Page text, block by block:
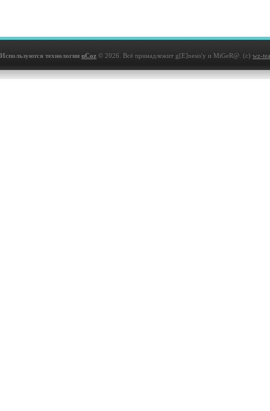
Используются технологии uCoz © 2026. Всё принадлежит g[E]nesis'у и MiGeR@. (с) wz-